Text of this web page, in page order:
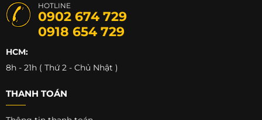
HOTLINE
0902 674 729
0918 654 729
HCM:
8h - 21h ( Thứ 2 - Chủ Nhật )
THANH TOÁN